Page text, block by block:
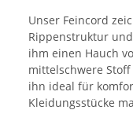
Unser Feincord
Rippenstruktur
ihm einen Hauch
mittelschwere
ihn ideal für
Kleidungsstücke